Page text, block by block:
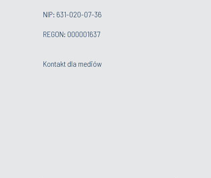
NIP: 631-020-07-36
REGON: 000001637
Kontakt dla mediów